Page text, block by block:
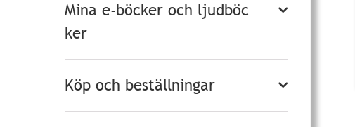
Mina e-böcker och ljudböc
ker
Köp och beställningar